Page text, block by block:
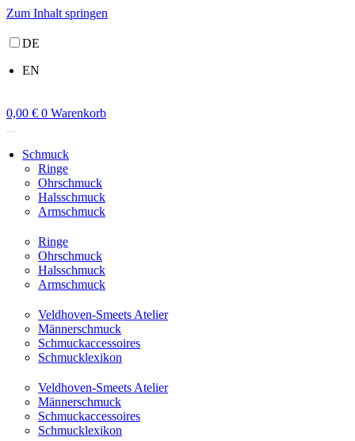
Zum Inhalt springen
DE
EN
0,00 € 0 Warenkorb
Schmuck
Ringe
Ohrschmuck
Halsschmuck
Armschmuck
Ringe
Ohrschmuck
Halsschmuck
Armschmuck
Veldhoven-Smeets Atelier
Männerschmuck
Schmuckaccessoires
Schmucklexikon
Veldhoven-Smeets Atelier
Männerschmuck
Schmuckaccessoires
Schmucklexikon